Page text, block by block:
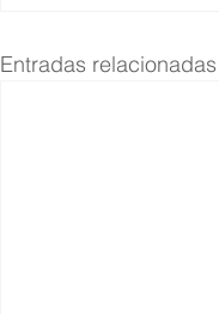
Entradas relacionadas